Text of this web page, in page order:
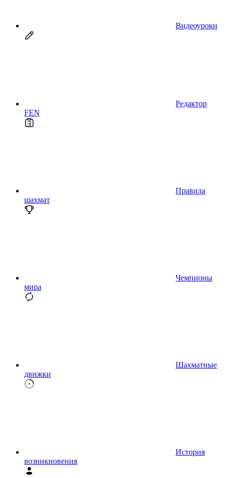
Видеоуроки
Редактор
FEN
Правила
шахмат
Чемпионы
мира
Шахматные
движки
История
возникновения